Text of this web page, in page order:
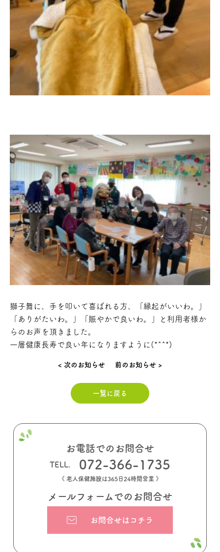
獅子舞に、手を叩いて喜ばれる方、「縁起がいいわ。」
「ありがたいわ。」「賑やかで良いわ。」と利用者様か
らのお声を頂きました。
一層健康長寿で良い年になりますように(*^^*)
< 次のお知らせ 前のお知らせ >
一覧に戻る
お電話でのお問合せ
072-366-1735
《 老人保健施設は365日24時間営業 》
メールフォームでのお問合せ
お問合せはコチラ